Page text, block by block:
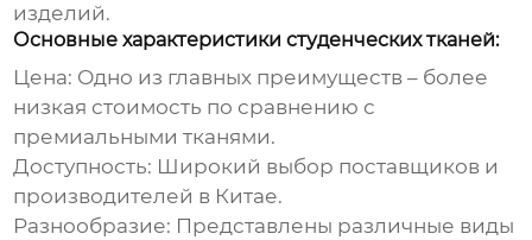
изделий.
Основные характеристики студенческих тканей:
Цена: Одно из главных преимуществ – более
низкая стоимость по сравнению с
премиальными тканями.
Доступность: Широкий выбор поставщиков и
производителей в Китае.
Разнообразие: Представлены различные виды